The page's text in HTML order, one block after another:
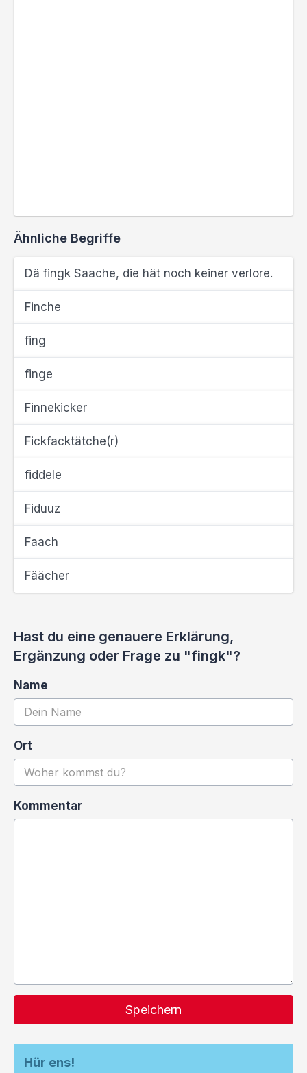
Ähnliche Begriffe
Dä fingk Saache, die hät noch keiner verlore.
Finche
fing
finge
Finnekicker
Fickfacktätche(r)
fiddele
Fiduuz
Faach
Fäächer
Hast du eine genauere Erklärung,
Ergänzung oder Frage zu "fingk"?
Name
Ort
Kommentar
Speichern
Hür ens!